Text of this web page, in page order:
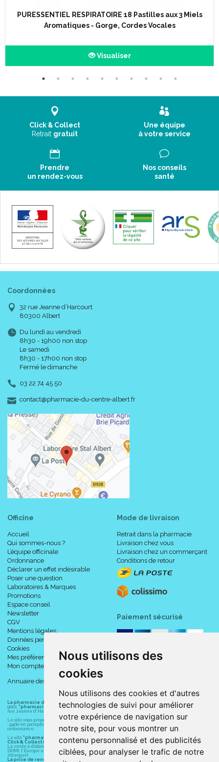
Nous utilisons des
cookies
Nous utilisons des cookies et d'autres
technologies de suivi pour améliorer
votre expérience de navigation sur
notre site, pour vous montrer un
contenu personnalisé et des publicités
ciblées, pour analyser le trafic de notre
PURESSENTIEL RESPIRATOIRE 18 Pastilles aux 3 Miels
Aromatiques - Gorge, Cordes Vocales
Visualiser
Click & Collect
Retrait gratuit
Une équipe
à votre service
Prendre
un rendez-vous
Nos conseils
santé
Coordonnées
32 rue Jeanne d’Harcourt
80300 Albert
Du lundi au vendredi
8h30 - 19h00 non stop
Le samedi
8h30 - 17h00 non stop
Fermé le dimanche
03 22 74 45 50
contact-
@-
pharmacie-du-centre-albert.fr
Officine
Accueil
Qui sommes-nous ?
L’équipe officinale
Ordonnance
Déclarer un effet indésirable
Poser une question
Laboratoires & Marques
Promotions
Espace conseil
Newsletter
CGV
Mentions légales
Données personnelles
Cookies
Mes préférences Cookies
Mon compte
Annuaire des pharmacies
Mode de livraison
Retrait dans la pharmacie
Livraison chez vous
Livraison chez un commerçant
Conditions de retour
Paiement sécurisé
La pharmacie du centre à Albert (80300) est une pharmacie française certifiée ISO
9001. "pharmacie-du-centre-albert.fr "est le site internet de la pharmacie du centre
rue Jeanne d' Harcourt, 80300 Albert.
Le site vous propose un large choix de plus de 11000 références, au prix les plus bas possible
: 9400 en parapharmacie, animaux, orthopédie, matériel médical. 1700 en médicaments sans
ordonnance.
Le site "pharmacie-du-centre-albert.fr" vous propose les service suivants :
Click & Collect (retrait gratuit dans la pharmacie).
La vente à distance chez vous et/ou chez un commerçant sur la France (Andorre, Monaco et
DOM), l' Europe et le monde entier (livraison assuré par Colissimo et ses partenaires à l'
étranger).
La prise de rendez-vous.